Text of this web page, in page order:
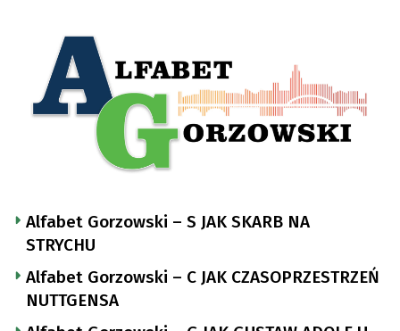
Alfabet Gorzowski – S JAK SKARB NA
STRYCHU
Alfabet Gorzowski – C JAK CZASOPRZESTRZEŃ
NUTTGENSA